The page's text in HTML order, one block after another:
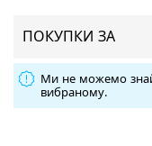
ПОКУПКИ ЗА
Ми не можемо
вибраному.